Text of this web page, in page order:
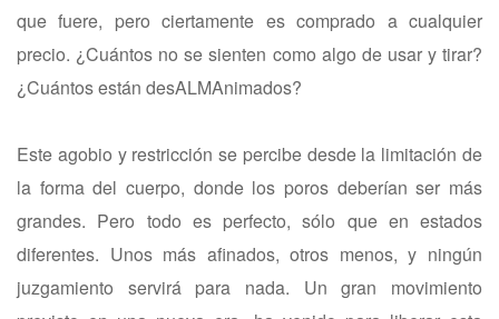
que fuere, pero ciertamente es comprado a cualquier
precio. ¿Cuántos no se sienten como algo de usar y tirar?
¿Cuántos están desALMAnimados?
Este agobio y restricción se percibe desde la limitación de
la forma del cuerpo, donde los poros deberían ser más
grandes. Pero todo es perfecto, sólo que en estados
diferentes. Unos más afinados, otros menos, y ningún
juzgamiento servirá para nada. Un gran movimiento